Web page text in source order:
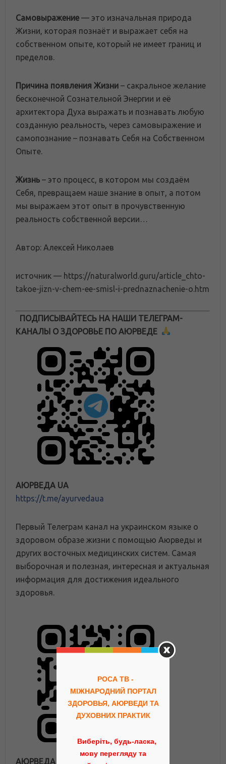
Самовыражение — это изначальная природа
Жизни, которая познаёт и выражает себя на
собственном опыте, который не имеет границ и
пределов.
Причина появления Жизни – сакральное желание
бесконечной Сознательной Энергии и её
архитектора Духа выражать и познавать любую
созданную реальность, через самовыражение и
самопознание – познавать Себя на Собственном
Опыте.
Жизнь – это процесс, в котором мы создаём
Себя, превращаем наше знание в опыт, а потом
мы выражаем этот опыт в прочувственную
реальность собственной версии…
Автор: Алексей Николаев
источник — https://naturalworld.guru/article_chto-
takoe-jizn-v-chem-ee-smisl-i-prednaznachenie-o.htm
ПОДПИСЫВАЙТЕСЬ НА НАШИ ТЕЛЕГРАМ-
КАНАЛЫ О ЗДОРОВЬЕ ПО АЮРВЕДЕ
АЮРВЕДА UA
https://t.me/ayurvedaua
Первый Телеграм канал на украинском языке о
здоровом образе жизни с помощью Аюрведы и
других восточных медицинских систем. Самая
выборочная и полезная, интересная и актуальная
информация для достижения идеального
здоровья.
АЮРВЕДА ПОРТАЛ
РОСА ТВ -
МІЖНАРОДНИЙ ПОРТАЛ
ЗДОРОВЬЯ, АЮРВЕДИ ТА
ДУХОВНИХ ПРАКТИК
Виберіть, будь-ласка,
мову перегляду та